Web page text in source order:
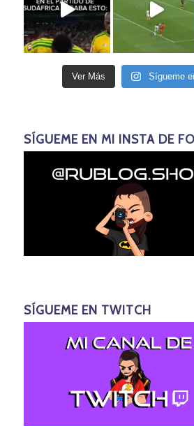
Ver Más Sígueme
SÍGUEME EN MI INSTA DE
SÍGUEME EN TWITCH